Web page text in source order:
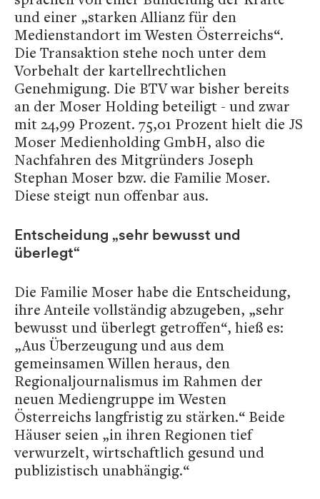
und einer „starken Allianz für den
Medienstandort im Westen Österreichs“.
Die Transaktion stehe noch unter dem
Vorbehalt der kartellrechtlichen
Genehmigung. Die BTV war bisher bereits
an der Moser Holding beteiligt - und zwar
mit 24,99 Prozent. 75,01 Prozent hielt die JS
Moser Medienholding GmbH, also die
Nachfahren des Mitgründers Joseph
Stephan Moser bzw. die Familie Moser.
Diese steigt nun offenbar aus.
Entscheidung „sehr bewusst und
überlegt“
Die Familie Moser habe die Entscheidung,
ihre Anteile vollständig abzugeben, „sehr
bewusst und überlegt getroffen“, hieß es:
„Aus Überzeugung und aus dem
gemeinsamen Willen heraus, den
Regionaljournalismus im Rahmen der
neuen Mediengruppe im Westen
Österreichs langfristig zu stärken.“ Beide
Häuser seien „in ihren Regionen tief
verwurzelt, wirtschaftlich gesund und
publizistisch unabhängig.“